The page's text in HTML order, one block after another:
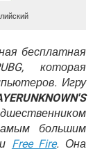
бесплатная
которая
Игру
большим
Free Fire. Она